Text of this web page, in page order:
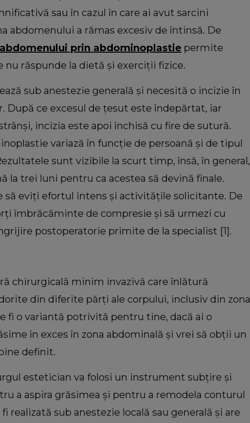
sau în cazul în care ai avut sarcini
abdomenului a rămas excesiv de întinsă. De
prin abdominoplastie permite
răspunde la dietă și exerciții fizice.
sub anestezie generală și necesită o incizie în
După ce excesul de țesut este îndepărtat, iar
incizia este apoi închisă cu fire de sutură.
variază în funcție de persoană și de tipul
sunt vizibile la scurt timp, însă, în general,
la trei luni pentru ca acestea să devină finale.
să eviți efortul intens și activitățile solicitante. De
îmbrăcăminte de compresie și să urmezi cu
postoperatorie primite de la specialist [1].
chirurgicală minim invazivă care înlătură
din diferite părți ale corpului, inclusiv din zona
fi o variantă potrivită pentru tine, dacă ai o
în exces în zona abdominală și vrei să obții un
definit.
estetician va folosi un instrument subțire și
a aspira grăsimea și pentru a remodela conturul
realizată sub anestezie locală sau generală și are
Dumnezeu!”